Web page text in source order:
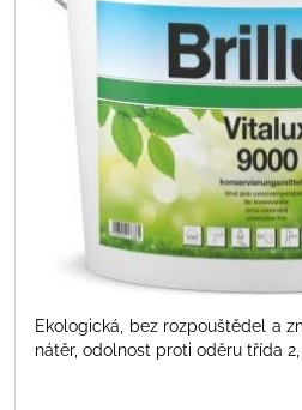
Ekologická, bez rozpouštědel a
nátěr, odolnost proti oděru třída 2,